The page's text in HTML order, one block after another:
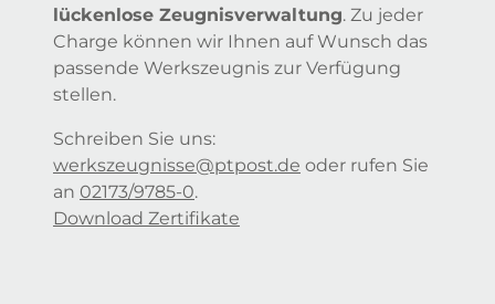
lückenlose Zeugnisverwaltung. Zu jeder
Charge können wir Ihnen auf Wunsch das
passende Werkszeugnis zur Verfügung
stellen.
Schreiben Sie uns:
werkszeugnisse@ptpost.de oder rufen Sie
an 02173/9785-0.
Download Zertifikate